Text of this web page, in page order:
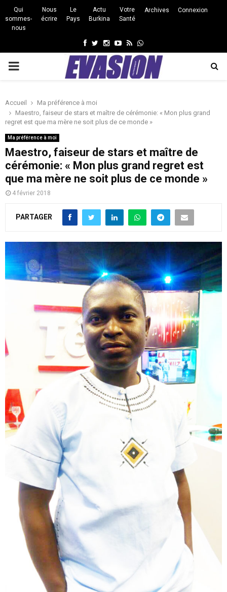
Qui
sommes-
nous
Nous
écrire
Le
Pays
Actu
Burkina
Votre
Santé
Archives Connexion
Facebook
Twitter
Instagram
Youtube
RssWhatsapp
PRIMARY
Accueil
Ma préférence à moi
Maestro, faiseur de stars et maître de cérémonie: « Mon plus grand
regret est que ma mère ne soit plus de ce monde »
Ma préférence à moi
Maestro, faiseur de stars et maître de
cérémonie: « Mon plus grand regret est
que ma mère ne soit plus de ce monde »
4 février 2018
PARTAGER